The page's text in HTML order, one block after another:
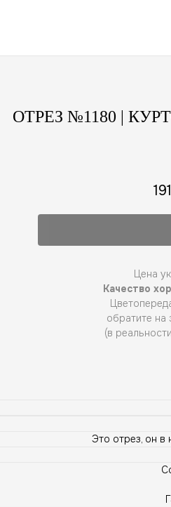
ОТРЕЗ №1180 |
Цена
Качество
обратите на
(в
Это отрез, он в